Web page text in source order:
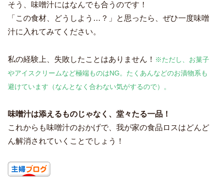
そう、味噌汁にはなんでも合うのです！
「この食材、どうしよう…？」と思ったら、ぜひ一度味噌
汁に入れてみてください。
私の経験上、失敗したことはありません！ ※ただし、お菓子
やアイスクリームなど極端ものはNG。たくあんなどのお漬物系も
避けています（なんとなく合わない気がするので）。
味噌汁は添えるものじゃなく、堂々たる一品！
これからも味噌汁のおかげで、我が家の食品ロスはどんど
ん解消されていくことでしょう！